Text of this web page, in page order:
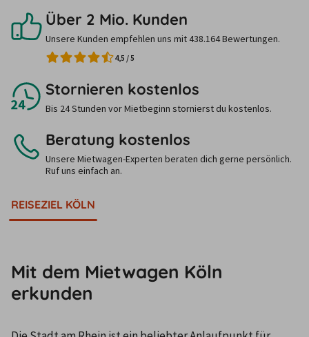
Über 2 Mio. Kunden
Unsere Kunden empfehlen uns mit 438.164 Bewertungen.
4,5 /5
Stornieren kostenlos
Bis 24 Stunden vor Mietbeginn stornierst du kostenlos.
Beratung kostenlos
Unsere Mietwagen-Experten beraten dich gerne persönlich.
Ruf uns einfach an.
REISEZIEL KÖLN
Mit dem Mietwagen Köln
erkunden